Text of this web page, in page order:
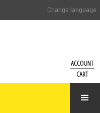
Change language
Inloggen